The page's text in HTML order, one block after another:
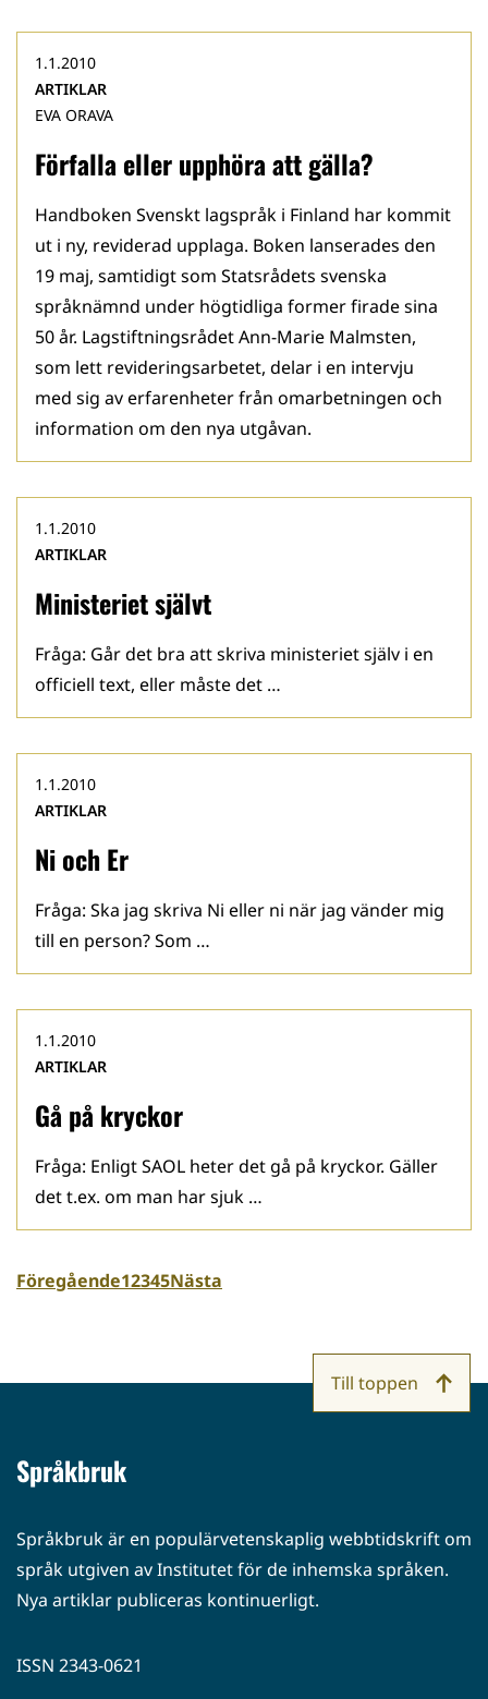
Förfalla eller upphöra att gälla?
1.1.2010
ARTIKLAR
EVA ORAVA
Handboken Svenskt lagspråk i Finland har kommit
ut i ny, reviderad upplaga. Boken lanserades den
19 maj, samtidigt som Statsrådets svenska
språknämnd under högtidliga former firade sina
50 år. Lagstiftningsrådet Ann-Marie Malmsten,
som lett revideringsarbetet, delar i en intervju
med sig av erfarenheter från omarbetningen och
information om den nya utgåvan.
Ministeriet självt
1.1.2010
ARTIKLAR
Fråga: Går det bra att skriva ministeriet själv i en
officiell text, eller måste det …
Ni och Er
1.1.2010
ARTIKLAR
Fråga: Ska jag skriva Ni eller ni när jag vänder mig
till en person? Som …
Gå på kryckor
1.1.2010
ARTIKLAR
Fråga: Enligt SAOL heter det gå på kryckor. Gäller
det t.ex. om man har sjuk …
Föregående12345Nästa
Språkbruk
Språkbruk är en populärvetenskaplig webbtidskrift om
språk utgiven av Institutet för de inhemska språken.
Nya artiklar publiceras kontinuerligt.
ISSN 2343-0621
Till toppen